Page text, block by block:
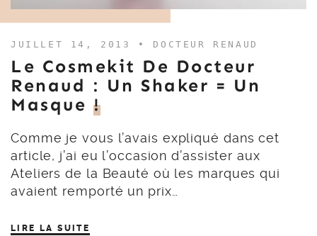
JUILLET 14, 2013 • DOCTEUR RENAUD
Le Cosmekit De Docteur
Renaud : Un Shaker = Un
Masque !
Comme je vous l’avais expliqué dans cet
article, j’ai eu l’occasion d’assister aux
Ateliers de la Beauté où les marques qui
avaient remporté un prix…
LIRE LA SUITE